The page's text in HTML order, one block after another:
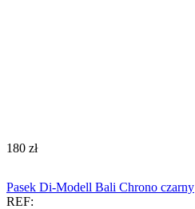
‍180‍ zł
Pasek Di-Modell Bali Chrono czarny
REF: